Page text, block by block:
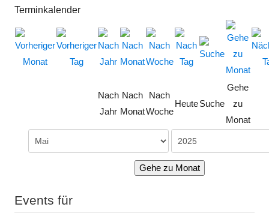
Terminkalender
Nach
Jahr
Nach
Monat
Nach
Woche
HeuteSuche
Gehe
zu
Monat
Gehe zu Monat
Events für